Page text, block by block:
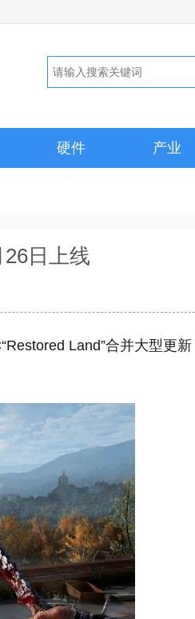
硬件 产业
26日上线
Land”合并大型更新